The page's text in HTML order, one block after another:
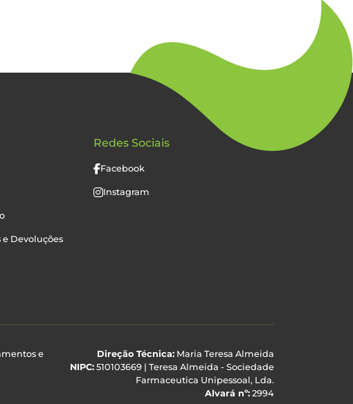
e Devoluções
Redes Sociais
Facebook
Instagram
e
Direção Técnica: Maria Teresa Almeida
NIPC: 510103669 | Teresa Almeida - Sociedade
Farmaceutica Unipessoal, Lda.
Alvará nº: 2994